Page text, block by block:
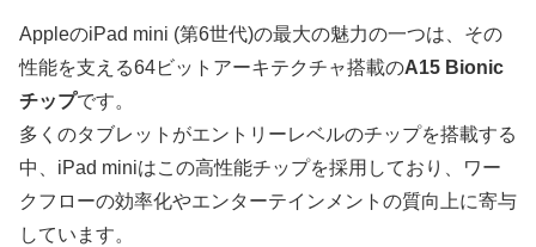
AppleのiPad mini (第6世代)の最大の魅力の一つは、その
性能を支える64ビットアーキテクチャ搭載のA15 Bionic
チップです。
多くのタブレットがエントリーレベルのチップを搭載する
中、iPad miniはこの高性能チップを採用しており、ワー
クフローの効率化やエンターテインメントの質向上に寄与
しています。